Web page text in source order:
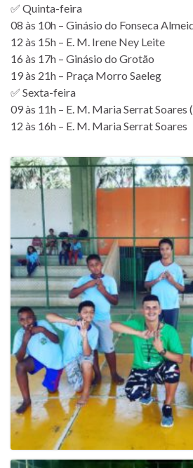
✅ Quinta-feira
08 às 10h – Ginásio do Fonseca
12 às 15h – E. M. Irene Ney Leite
16 às 17h – Ginásio do Grotão
19 às 21h – Praça Morro Saeleg
✅ Sexta-feira
09 às 11h – E. M. Maria Serrat
12 às 16h – E. M. Maria Serrat Soares